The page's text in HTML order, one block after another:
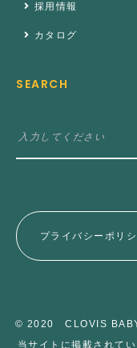
採用情報
カタログ
SEARCH
プライバシーポリ
© 2020 CLOVIS
当サイトに掲載されて